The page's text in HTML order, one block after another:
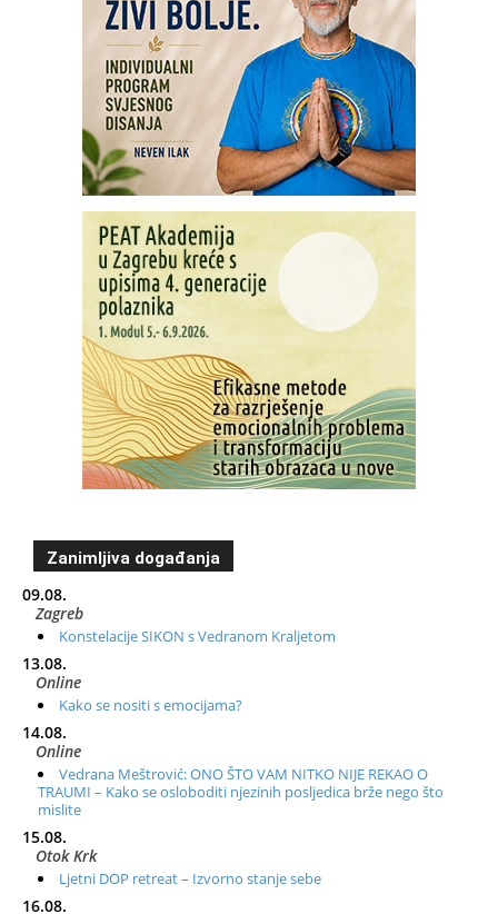
Zanimljiva događanja
09.08.
Zagreb
Konstelacije SIKON s Vedranom Kraljetom
13.08.
Online
Kako se nositi s emocijama?
14.08.
Online
Vedrana Meštrović: ONO ŠTO VAM NITKO NIJE REKAO O
TRAUMI – Kako se osloboditi njezinih posljedica brže nego što
mislite
15.08.
Otok Krk
Ljetni DOP retreat – Izvorno stanje sebe
16.08.